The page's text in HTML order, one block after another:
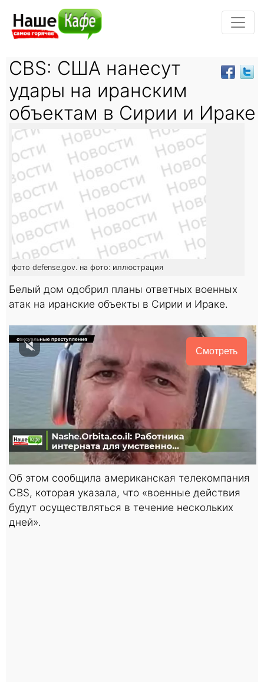
CBS: США нанесут
удары на иранским
объектам в Сирии и Ираке
фото defense.gov. на фото: иллюстрация
Белый дом одобрил планы ответных военных
атак на иранские объекты в Сирии и Ираке.
Смотреть
Об этом сообщила американская телекомпания
CBS, которая указала, что «военные действия
будут осуществляться в течение нескольких
дней».